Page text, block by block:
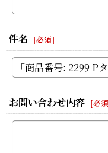
件名 [必須]
お問い合わせ内容 [必須